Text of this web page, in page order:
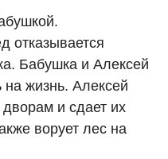
отказывается
Бабушка и Алексей
жизнь. Алексей
и сдает их
ворует лес на